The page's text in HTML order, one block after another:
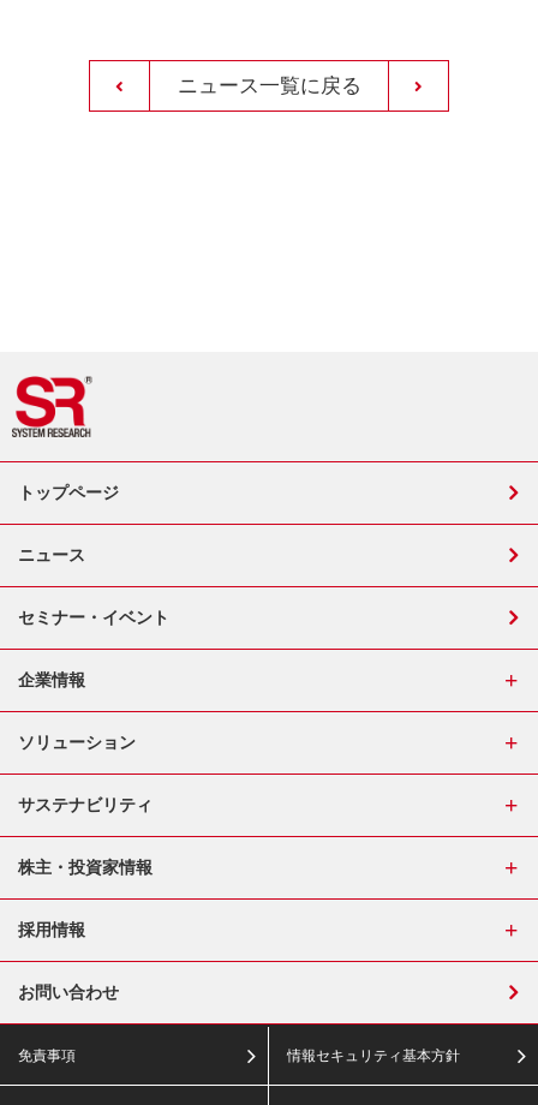
ニュース一覧に戻る
トップページ
ニュース
セミナー・イベント
企業情報
ソリューション
サステナビリティ
株主・投資家情報
採用情報
お問い合わせ
免責事項 情報セキュリティ基本方針